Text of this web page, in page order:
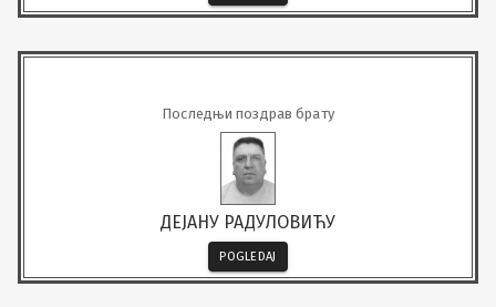
Последњи поздрав брату
ДЕЈАНУ РАДУЛОВИЋУ
POGLEDAJ